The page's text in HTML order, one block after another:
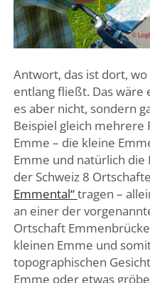
Antwort, das ist dort,
entlang fließt. Das wäre
es aber nicht, sondern
Beispiel gleich mehrere
Emme – die kleine
Emme und natürlich die
der Schweiz 8
Emmental“tragen –
an einer der
Ortschaft
kleinen Emme und
topographischen
Emme oder etwas